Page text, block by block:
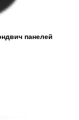
панелей